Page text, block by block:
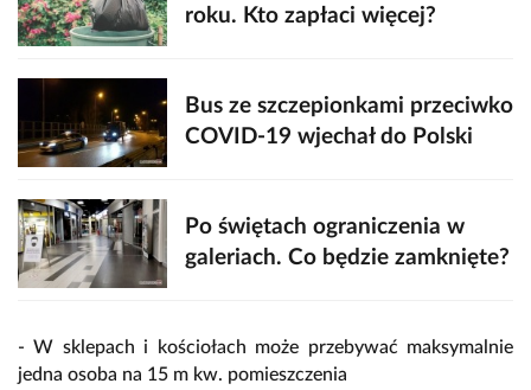
roku. Kto zapłaci więcej?
Bus ze szczepionkami przeciwko
COVID-19 wjechał do Polski
Po świętach ograniczenia w
galeriach. Co będzie zamknięte?
- W sklepach i kościołach może przebywać maksymalnie
jedna osoba na 15 m kw. pomieszczenia